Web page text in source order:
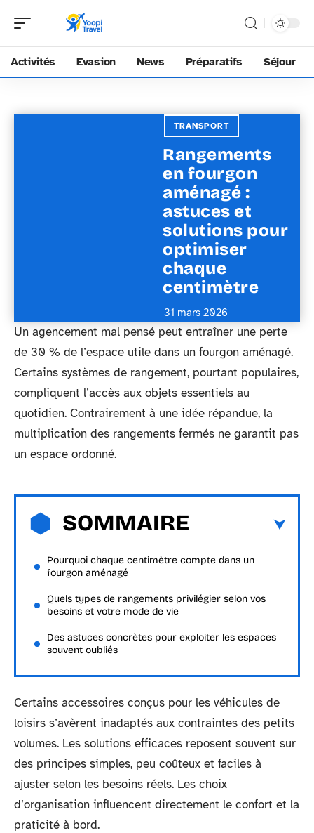
Activités Evasion News Préparatifs Séjour
TRANSPORT
Rangements
en fourgon
aménagé :
astuces et
solutions pour
optimiser
chaque
centimètre
31 mars 2026
Un agencement mal pensé peut entraîner une perte
de 30 % de l’espace utile dans un fourgon aménagé.
Certains systèmes de rangement, pourtant populaires,
compliquent l’accès aux objets essentiels au
quotidien. Contrairement à une idée répandue, la
multiplication des rangements fermés ne garantit pas
un espace ordonné.
SOMMAIRE
Pourquoi chaque centimètre compte dans un
fourgon aménagé
Quels types de rangements privilégier selon vos
besoins et votre mode de vie
Des astuces concrètes pour exploiter les espaces
souvent oubliés
Certains accessoires conçus pour les véhicules de
loisirs s’avèrent inadaptés aux contraintes des petits
volumes. Les solutions efficaces reposent souvent sur
des principes simples, peu coûteux et faciles à
ajuster selon les besoins réels. Les choix
d’organisation influencent directement le confort et la
praticité à bord.